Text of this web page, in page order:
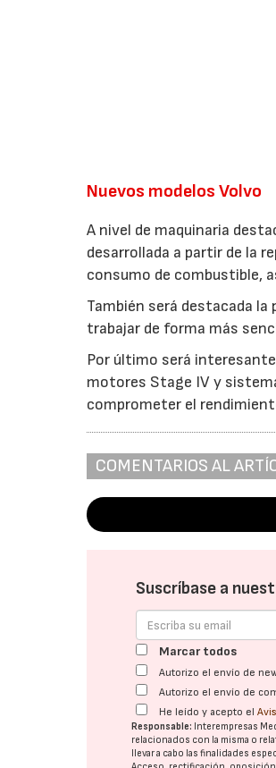
Nuevos modelos Volvo
A nivel de maquinaria
desarrollada a partir de la
consumo de combustible,
También será destacada la
trabajar de forma más
Por último será
motores Stage IV y
comprometer el
COMENTARIOS AL
Suscríbase a
Marcar todos
Autorizo el envío de
Autorizo el envío de
He leído y acepto el
Responsable: Interempresas
relacionados con la misma o
llevar a cabo las finalidades